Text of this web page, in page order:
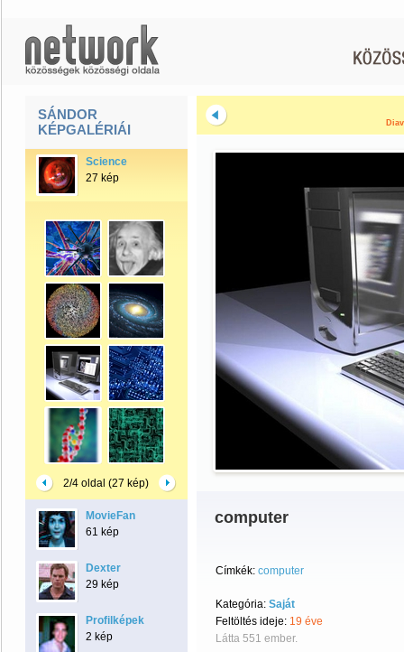
SÁNDOR
KÉPGALÉRIÁI
Science
27 kép
2/4 oldal (27 kép)
MovieFan
61 kép
Dexter
29 kép
Profilképek
2 kép
computer
Címkék: computer
Kategória: Saját
Feltöltés ideje: 19 éve
Látta 551 ember.